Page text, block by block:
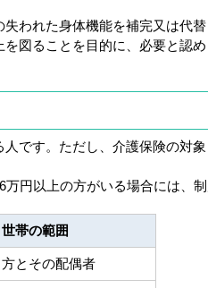
われた身体機能を補完又は代
図ることを目的に、必要と認
です。ただし、介護保険の対
円以上の方がいる場合には、制
世帯の範囲
とその配偶者